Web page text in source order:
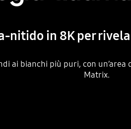
nitido in 8K per
ai bianchi più puri, con
Matrix.